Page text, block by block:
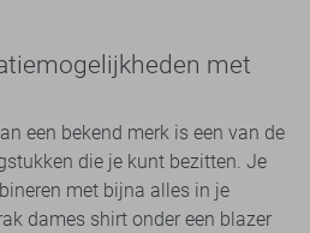
met
een bekend merk is een van de
die je kunt bezitten. Je
met bijna alles in je
dames shirt onder een blazer